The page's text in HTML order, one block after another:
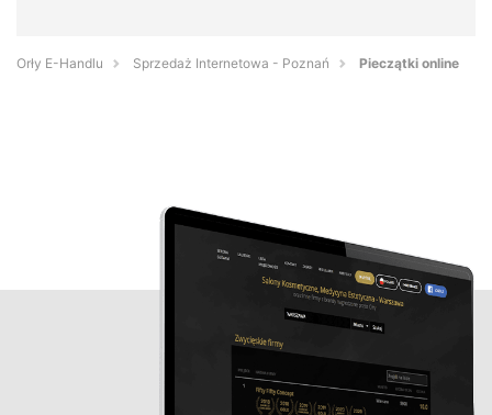
Orły E-Handlu Sprzedaż Internetowa - Poznań Pieczątki online